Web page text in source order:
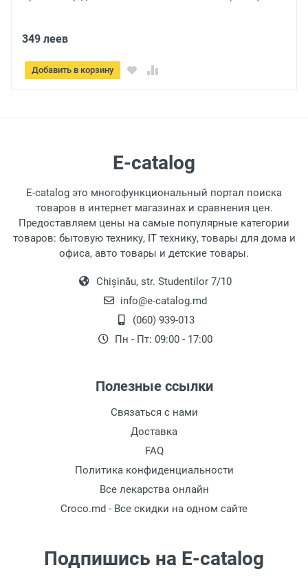
349 леев
Добавить в корзину
E-catalog
E-catalog это многофункциональный портал поиска
товаров в интернет магазинах и сравнения цен.
Предоставляем цены на самые популярные категории
товаров: бытовую технику, IT технику, товары для дома и
офиса, авто товары и детские товары.
Chișinău, str. Studentilor 7/10
info@e-catalog.md
(060) 939-013
Пн - Пт: 09:00 - 17:00
Полезные ссылки
Связаться с нами
Доставка
FAQ
Политика конфиденциальности
Все лекарства онлайн
Croco.md - Все скидки на одном сайте
Подпишись на E-catalog